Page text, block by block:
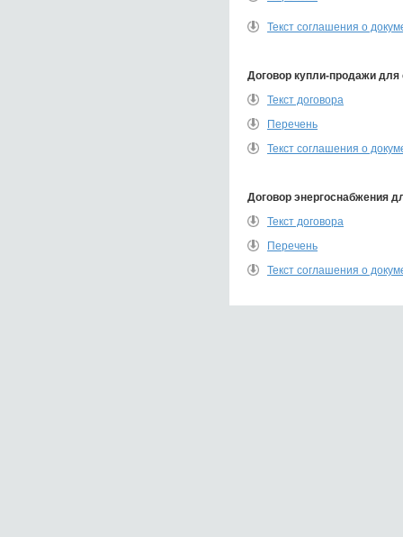
Текст соглашения о
Договор купли-продажи для
Текст договора
Перечень
Текст соглашения о
Договор энергоснабжения
Текст договора
Перечень
Текст соглашения о